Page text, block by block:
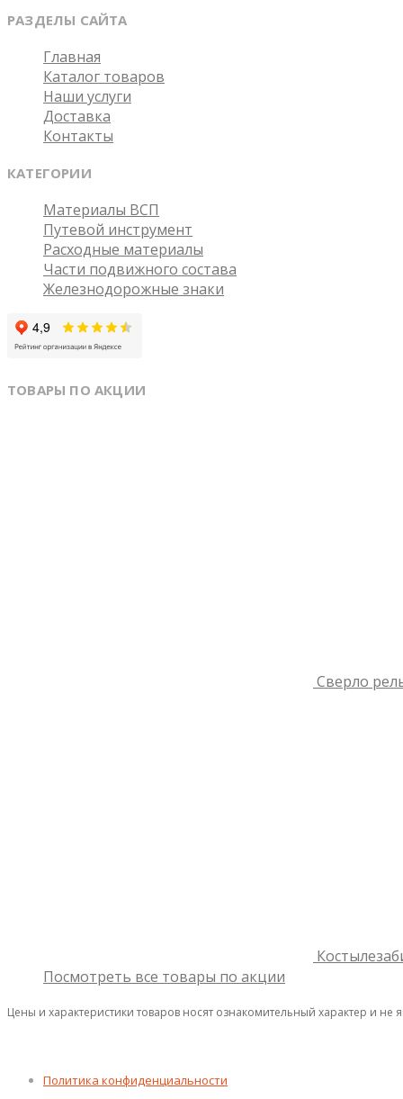
РАЗДЕЛЫ САЙТА
Главная
Каталог товаров
Наши услуги
Доставка
Контакты
КАТЕГОРИИ
Материалы ВСП
Путевой инструмент
Расходные материалы
Части подвижного состава
Железнодорожные знаки
ТОВАРЫ ПО АКЦИИ
Сверло
Посмотреть все товары по акции
Цены и характеристики товаров носят ознакомительный характер и не
Политика конфиденциальности